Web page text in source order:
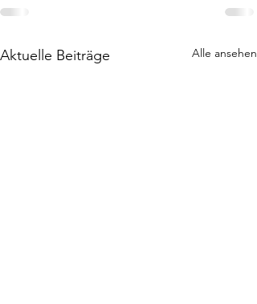
Aktuelle Beiträge Alle ansehen